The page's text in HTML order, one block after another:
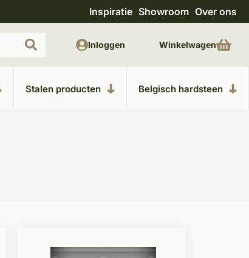
Uitgebreide showroom in Kesteren Unieke
Inspiratie Showroom Over ons
Stalen producten Belgisch hardsteen
Inloggen Winkelwagen